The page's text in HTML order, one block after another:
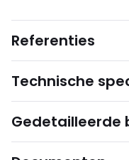
Referenties
Technische
Gedetailleerde